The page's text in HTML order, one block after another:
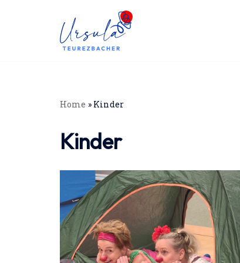
Home » Kinder
Kinder